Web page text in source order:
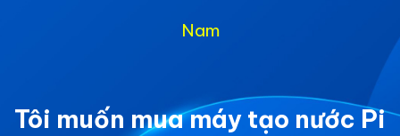
Nam
Tôi muốn mua máy tạo nước Pi